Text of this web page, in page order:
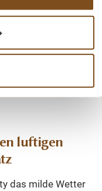
luftigen
das milde Wetter